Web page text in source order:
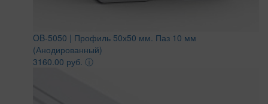
OB-5050 | Профиль 50х50 мм. Паз 10 мм
(Анодированный)
3160.00 руб. ⓘ